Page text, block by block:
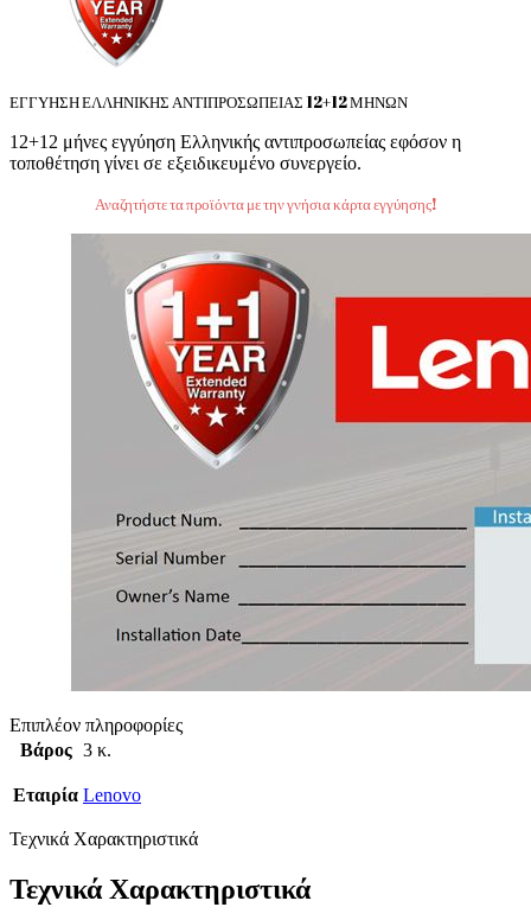
ΕΓΓΥΗΣΗ ΕΛΛΗΝΙΚΗΣ ΑΝΤΙΠΡΟΣΩΠΕΙΑΣ 12+12 ΜΗΝΩΝ
12+12 μήνες εγγύηση Ελληνικής αντιπροσωπείας εφόσον η
τοποθέτηση γίνει σε εξειδικευμένο συνεργείο.
Αναζητήστε τα προϊόντα με την γνήσια κάρτα εγγύησης!
Επιπλέον πληροφορίες
Βάρος 3 κ.
Εταιρία Lenovo
Τεχνικά Χαρακτηριστικά
Τεχνικά Χαρακτηριστικά